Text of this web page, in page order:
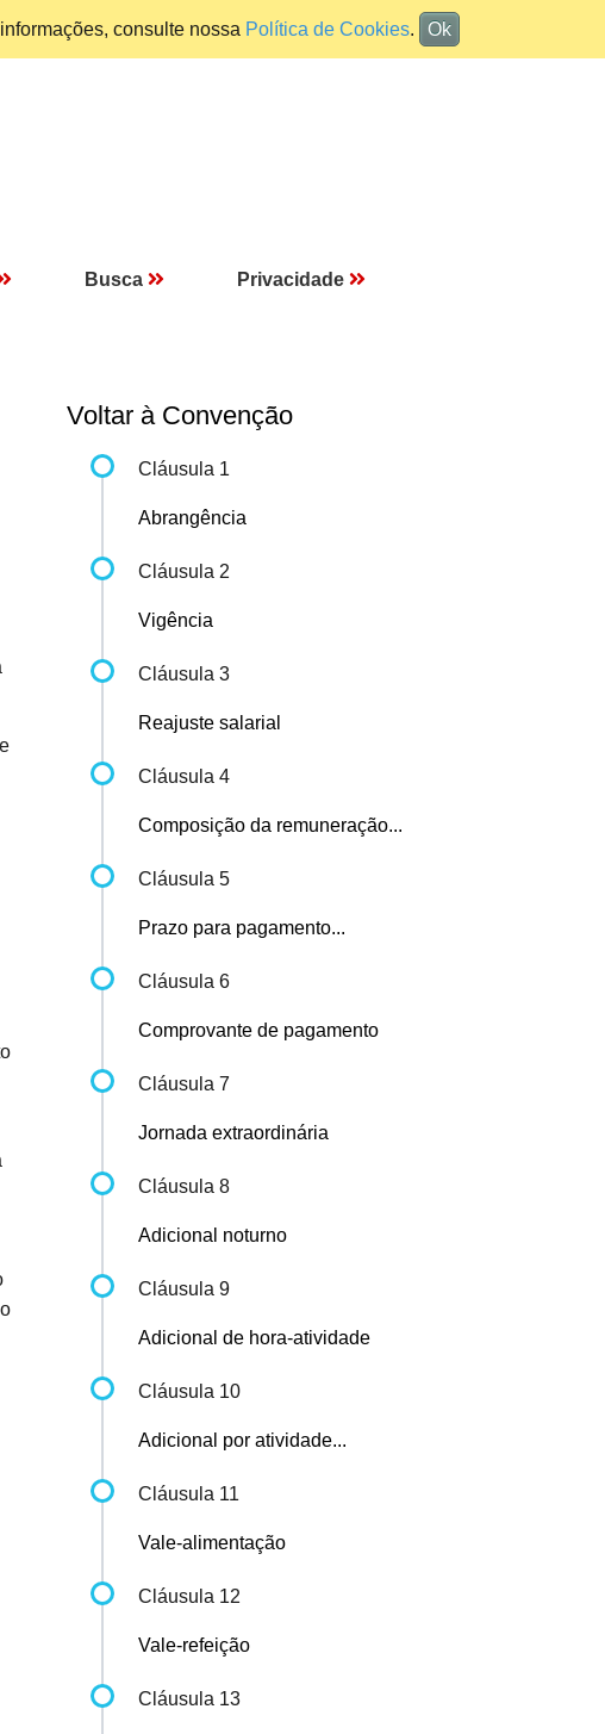
consulte nossa Política de Cookies. Ok
Busca Privacidade
Voltar à Convenção
Cláusula 1
Abrangência
Cláusula 2
Vigência
Cláusula 3
Reajuste salarial
Cláusula 4
Composição da remuneração...
Cláusula 5
Prazo para pagamento...
Cláusula 6
Comprovante de pagamento
Cláusula 7
Jornada extraordinária
Cláusula 8
Adicional noturno
Cláusula 9
Adicional de hora-atividade
Cláusula 10
Adicional por atividade...
Cláusula 11
Vale-alimentação
Cláusula 12
Vale-refeição
Cláusula 13